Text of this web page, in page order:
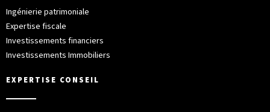
Ingénierie patrimoniale
Expertise fiscale
Investissements financiers
Investissements Immobiliers
EXPERTISE CONSEIL